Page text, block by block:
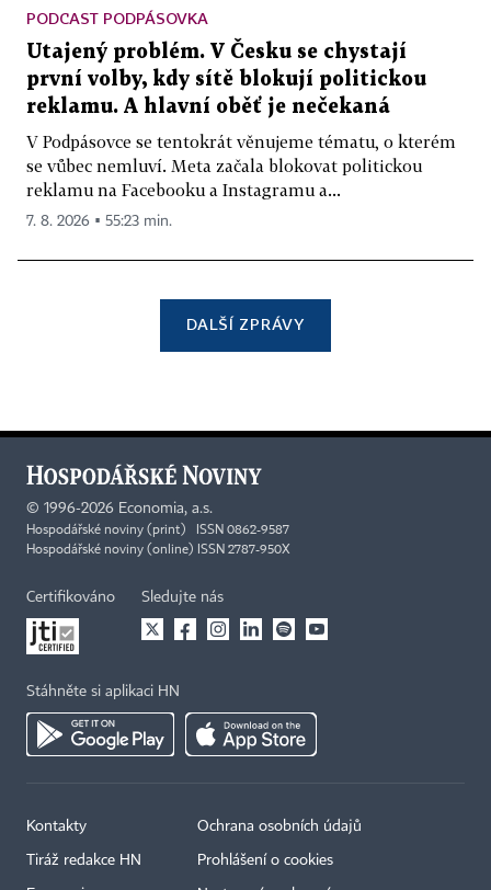
PODCAST PODPÁSOVKA
Utajený problém. V Česku se chystají
první volby, kdy sítě blokují politickou
reklamu. A hlavní oběť je nečekaná
V Podpásovce se tentokrát věnujeme tématu, o kterém
se vůbec nemluví. Meta začala blokovat politickou
reklamu na Facebooku a Instagramu a...
7. 8. 2026 ▪ 55:23 min.
DALŠÍ ZPRÁVY
© 1996-2026 Economia, a.s.
Hospodářské noviny (print) ISSN 0862-9587
Hospodářské noviny (online) ISSN 2787-950X
Certifikováno Sledujte nás
Stáhněte si aplikaci HN
Kontakty
Tiráž redakce HN
Ochrana osobních údajů
Prohlášení o cookies